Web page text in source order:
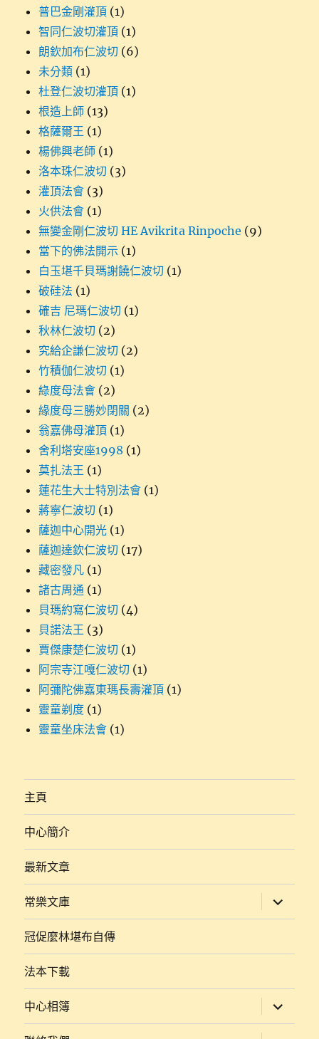
普巴金剛灌頂 (1)
智同仁波切灌頂 (1)
朗欽加布仁波切 (6)
未分類 (1)
杜登仁波切灌頂 (1)
根造上師 (13)
格薩爾王 (1)
楊佛興老師 (1)
洛本珠仁波切 (3)
灌頂法會 (3)
火供法會 (1)
無變金剛仁波切 HE Avikrita Rinpoche (9)
當下的佛法開示 (1)
白玉堪千貝瑪謝饒仁波切 (1)
破硅法 (1)
確吉 尼瑪仁波切 (1)
秋林仁波切 (2)
究給企謙仁波切 (2)
竹積伽仁波切 (1)
綠度母法會 (2)
緣度母三勝妙閉關 (2)
翁嘉佛母灌頂 (1)
舍利塔安座1998 (1)
莫扎法王 (1)
蓮花生大士特別法會 (1)
蔣寧仁波切 (1)
薩迦中心開光 (1)
薩迦達欽仁波切 (17)
藏密發凡 (1)
諸古周通 (1)
貝瑪約寫仁波切 (4)
貝諾法王 (3)
賈傑康楚仁波切 (1)
阿宗寺江嘎仁波切 (1)
阿彌陀佛嘉東瑪長壽灌頂 (1)
靈童剃度 (1)
靈童坐床法會 (1)
主頁
中心簡介
最新文章
常樂文庫
開
子
冠促麼林堪布自傳
法本下載
中心相簿
開
子